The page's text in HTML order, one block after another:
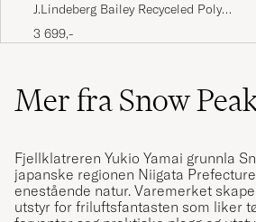
J.Lindeberg Bailey Recyceled Poly
Jacket Brindle
3 699,-
Mer fra Snow
Fjellklatreren Yukio Yamai grunnla
japanske regionen Niigata
enestående natur. Varemerket
utstyr for friluftsfantasten som liker